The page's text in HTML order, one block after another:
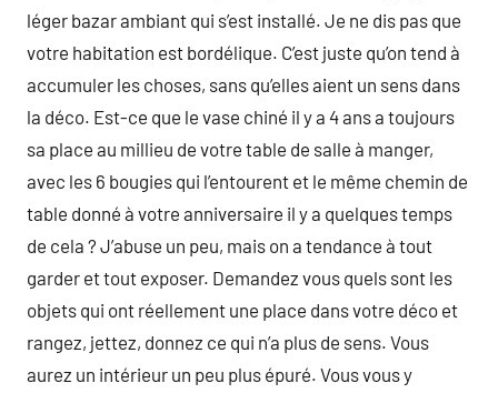
léger bazar ambiant qui s’est installé. Je ne dis pas que
votre habitation est bordélique. C’est juste qu’on tend à
accumuler les choses, sans qu’elles aient un sens dans
la déco. Est-ce que le vase chiné il y a 4 ans a toujours
sa place au millieu de votre table de salle à manger,
avec les 6 bougies qui l’entourent et le même chemin de
table donné à votre anniversaire il y a quelques temps
de cela ? J’abuse un peu, mais on a tendance à tout
garder et tout exposer. Demandez vous quels sont les
objets qui ont réellement une place dans votre déco et
rangez, jettez, donnez ce qui n’a plus de sens. Vous
aurez un intérieur un peu plus épuré. Vous vous y